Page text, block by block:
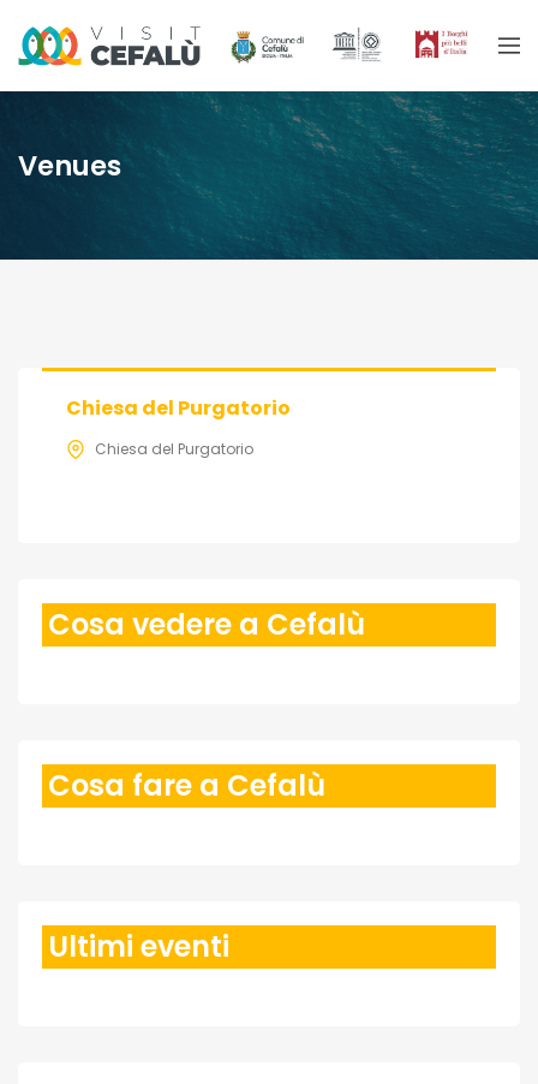
Venues
Chiesa del Purgatorio
Chiesa del Purgatorio
Cosa vedere a Cefalù
Cosa fare a Cefalù
Ultimi eventi